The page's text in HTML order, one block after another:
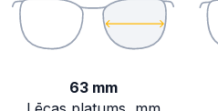
63 mm